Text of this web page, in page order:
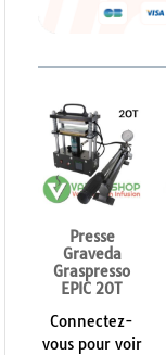
Presse
Graveda
Graspresso
EPIC 20T
Connectez-
vous pour voir